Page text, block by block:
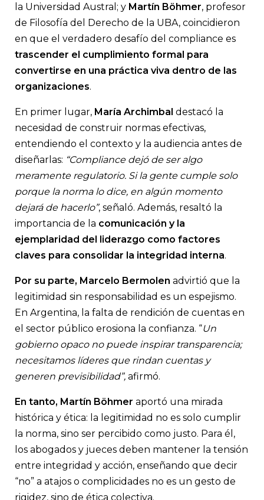
la Universidad Austral; y Martín Böhmer, profesor
de Filosofía del Derecho de la UBA, coincidieron
en que el verdadero desafío del compliance es
trascender el cumplimiento formal para
convertirse en una práctica viva dentro de las
organizaciones.
En primer lugar, María Archimbal destacó la
necesidad de construir normas efectivas,
entendiendo el contexto y la audiencia antes de
diseñarlas: “Compliance dejó de ser algo
meramente regulatorio. Si la gente cumple solo
porque la norma lo dice, en algún momento
dejará de hacerlo”, señaló. Además, resaltó la
importancia de la comunicación y la
ejemplaridad del liderazgo como factores
claves para consolidar la integridad interna.
Por su parte, Marcelo Bermolen advirtió que la
legitimidad sin responsabilidad es un espejismo.
En Argentina, la falta de rendición de cuentas en
el sector público erosiona la confianza. “Un
gobierno opaco no puede inspirar transparencia;
necesitamos líderes que rindan cuentas y
generen previsibilidad”, afirmó.
En tanto, Martín Böhmer aportó una mirada
histórica y ética: la legitimidad no es solo cumplir
la norma, sino ser percibido como justo. Para él,
los abogados y jueces deben mantener la tensión
entre integridad y acción, enseñando que decir
“no” a atajos o complicidades no es un gesto de
rigidez, sino de ética colectiva.